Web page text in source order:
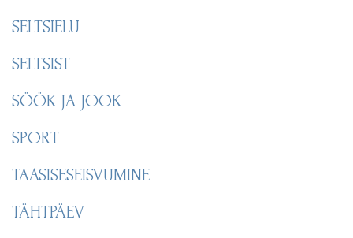
SELTSIELU
SELTSIST
SÖÖK JA JOOK
SPORT
TAASISESEISVUMINE
TÄHTPÄEV